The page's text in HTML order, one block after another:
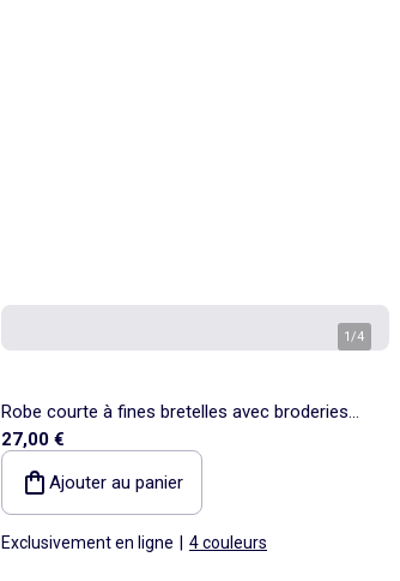
1/4
Robe courte à fines bretelles avec broderies
all-over
27,00 €
Ajouter au panier
Exclusivement en ligne 4 couleurs